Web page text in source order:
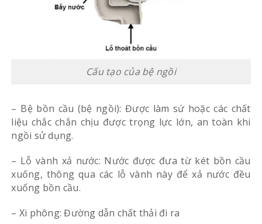
Cấu tạo của bệ ngồi
– Bệ bồn cầu (bệ ngồi): Được làm sứ hoặc các chất
liệu chắc chắn chịu được trọng lực lớn, an toàn khi
ngồi sử dụng.
– Lỗ vành xả nước: Nước được đưa từ két bồn cầu
xuống, thông qua các lỗ vành này để xả nước đều
xuống bồn cầu.
– Xi phông: Đường dẫn chất thải đi ra